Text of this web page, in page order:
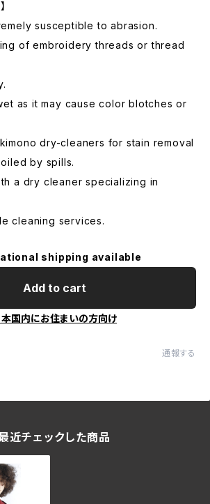
susceptible to abrasion.
of embroidery threads or thread
as it may cause color blotches or
dry-cleaners for stain removal
by spills.
a dry cleaner specializing in
cleaning services.
shipping available
Add to cart
本国内にお住まいの方向け
通報する
近チェックした商品